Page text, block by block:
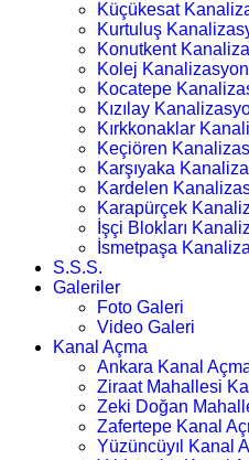
Küçükesat
Kurtuluş
Konutkent
Kolej
Kocatepe
Kızılay
Kırkkonaklar
Keçiören
Karşıyaka
Kardelen
Karapürçek
İşçi Blokları
İsmetpaşa
S.S.S.
Galeriler
Foto Galeri
Video Galeri
Kanal Açma
Ankara Kanal
Ziraat Mahallesi
Zeki Doğan
Zafertepe Kanal
Yüzüncüyıl Kanal